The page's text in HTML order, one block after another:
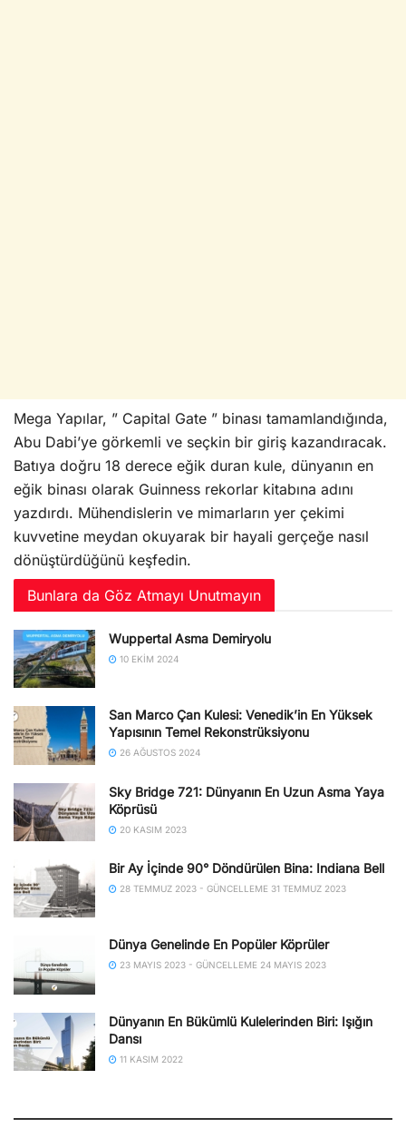
Mega Yapılar, ” Capital Gate ” binası tamamlandığında,
Abu Dabi’ye görkemli ve seçkin bir giriş kazandıracak.
Batıya doğru 18 derece eğik duran kule, dünyanın en
eğik binası olarak Guinness rekorlar kitabına adını
yazdırdı. Mühendislerin ve mimarların yer çekimi
kuvvetine meydan okuyarak bir hayali gerçeğe nasıl
dönüştürdüğünü keşfedin.
Bunlara da Göz Atmayı Unutmayın
Wuppertal Asma Demiryolu
10 EKIM 2024
San Marco Çan Kulesi: Venedik’in En Yüksek
Yapısının Temel Rekonstrüksiyonu
26 AĞUSTOS 2024
Sky Bridge 721: Dünyanın En Uzun Asma Yaya
Köprüsü
20 KASIM 2023
Bir Ay İçinde 90° Döndürülen Bina: Indiana Bell
28 TEMMUZ 2023 - GÜNCELLEME 31 TEMMUZ 2023
Dünya Genelinde En Popüler Köprüler
23 MAYIS 2023 - GÜNCELLEME 24 MAYIS 2023
Dünyanın En Bükümlü Kulelerinden Biri: Işığın
Dansı
11 KASIM 2022